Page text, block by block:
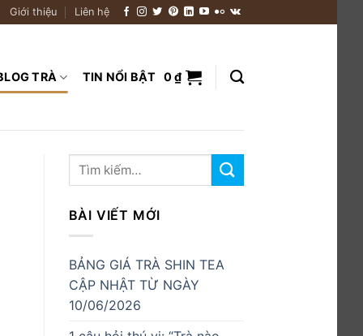
Giới thiệu Liên hệ
TRÀ TIN NỔI BẬT 0₫
BÀI VIẾT MỚI
BẢNG GIÁ TRÀ SHIN TEA
CẬP NHẬT TỪ NGÀY
10/06/2026